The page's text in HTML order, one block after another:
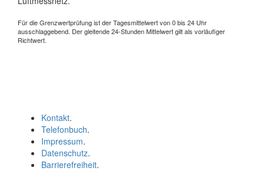
Für die Grenzwertprüfung ist der Tagesmittelwert von 0 bis 24 Uhr
ausschlaggebend. Der gleitende 24-Stunden Mittelwert gilt als vorläufiger
Richtwert.
Kontakt.
Telefonbuch.
Impressum.
Datenschutz.
Barrierefreiheit.